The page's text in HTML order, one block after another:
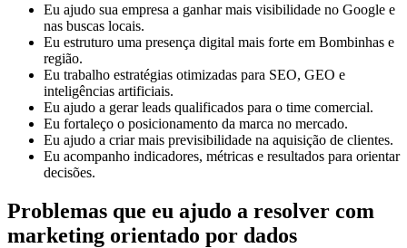
Eu ajudo sua empresa a ganhar mais visibilidade no Google e
nas buscas locais.
Eu estruturo uma presença digital mais forte em Bombinhas e
região.
Eu trabalho estratégias otimizadas para SEO, GEO e
inteligências artificiais.
Eu ajudo a gerar leads qualificados para o time comercial.
Eu fortaleço o posicionamento da marca no mercado.
Eu ajudo a criar mais previsibilidade na aquisição de clientes.
Eu acompanho indicadores, métricas e resultados para orientar
decisões.
Problemas que eu ajudo a resolver com
marketing orientado por dados